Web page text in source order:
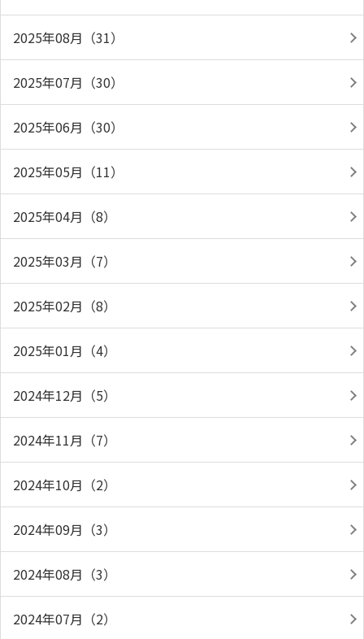
2025年08月（31）
2025年07月（30）
2025年06月（30）
2025年05月（11）
2025年04月（8）
2025年03月（7）
2025年02月（8）
2025年01月（4）
2024年12月（5）
2024年11月（7）
2024年10月（2）
2024年09月（3）
2024年08月（3）
2024年07月（2）